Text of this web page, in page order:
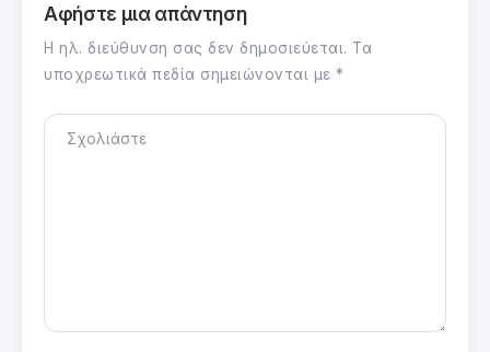
Αφήστε μια απάντηση
Η ηλ. διεύθυνση σας δεν δημοσιεύεται. Τα
υποχρεωτικά πεδία σημειώνονται με *